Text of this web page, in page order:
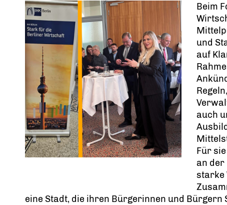
Beim
und
auf
auch
Für
an der
starke
eine Stadt, die ihren Bürgerinnen und Bürgern